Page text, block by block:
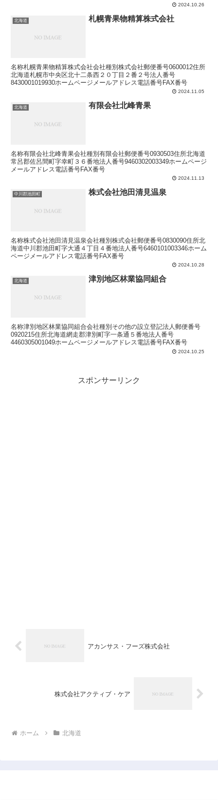
2024.10.26
北海道 札幌青果物精算株式会社
名称札幌青果物精算株式会社会社種別株式会社郵便番号0600012住所
北海道札幌市中央区北十二条西２０丁目２番２号法人番号
8430001019930ホームページメールアドレス電話番号FAX番号
2024.11.05
北海道 有限会社北峰青果
名称有限会社北峰青果会社種別有限会社郵便番号0930503住所北海道
常呂郡佐呂間町字幸町３６番地法人番号9460302003349ホームページ
メールアドレス電話番号FAX番号
2024.11.13
中川郡池田町 株式会社池田清見温泉
名称株式会社池田清見温泉会社種別株式会社郵便番号0830090住所北
海道中川郡池田町字大通４丁目４番地法人番号6460101003346ホーム
ページメールアドレス電話番号FAX番号
2024.10.28
北海道 津別地区林業協同組合
名称津別地区林業協同組合会社種別その他の設立登記法人郵便番号
0920215住所北海道網走郡津別町字一条通５番地法人番号
4460305001049ホームページメールアドレス電話番号FAX番号
2024.10.25
スポンサーリンク
アカンサス・フーズ株式会社
株式会社アクティブ・ケア
ホーム 北海道